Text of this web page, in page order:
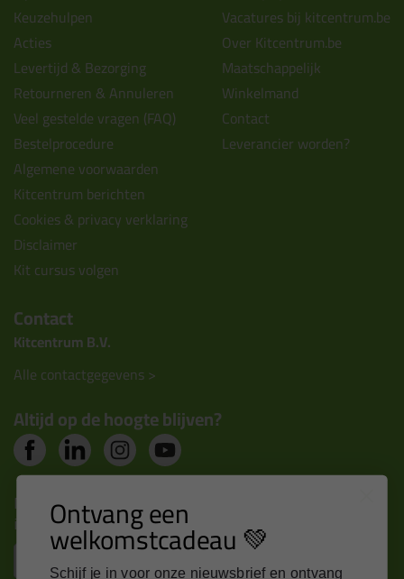
Keuzehulpen
Acties
Levertijd & Bezorging
Retourneren & Annuleren
Veel gestelde vragen (FAQ)
Bestelprocedure
Algemene voorwaarden
Kitcentrum berichten
Cookies & privacy verklaring
Disclaimer
Kit cursus volgen
Vacatures bij kitcentrum.be
Over Kitcentrum.be
Maatschappelijk
Winkelmand
Contact
Leverancier worden?
Contact
Kitcentrum B.V.
Alle contactgegevens >
Altijd op de hoogte blijven?
Nieuws, tips en exclusieve deals rechtstreeks in je
inbox Ontvang een
welkomstcadeau 💚
Schijf je in voor onze nieuwsbrief en ontvang